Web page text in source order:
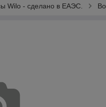
Wilo - сделано в ЕАЭС.